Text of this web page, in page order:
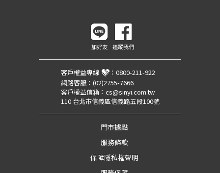
加好友 追蹤我們
客戶權益專線 ： 0800-211-922
網路客服： (02)2755-7666
客戶權益信箱： cs@sinyi.com.tw
110 台北市信義區信義路五段100號
門市據點
服務條款
保障隱私權聲明